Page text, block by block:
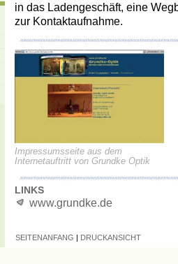
in das Ladengeschäft, eine
zur Kontaktaufnahme.
Impressumsseite aus dem
Internetauftritt von Grundke Optik
LINKS
www.grundke.de
SEITENANFANG DRUCKANSICHT